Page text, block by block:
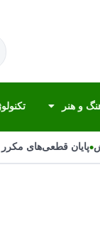
و هنر
پایان قطعی‌های مکرر